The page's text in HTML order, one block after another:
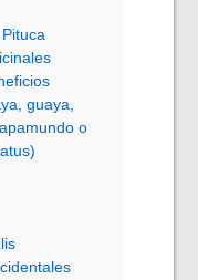
guaya,
o